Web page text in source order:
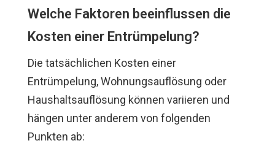
Welche Faktoren beeinflussen die
Kosten einer Entrümpelung?
Die tatsächlichen Kosten einer
Entrümpelung, Wohnungsauflösung oder
Haushaltsauflösung können variieren und
hängen unter anderem von folgenden
Punkten ab: